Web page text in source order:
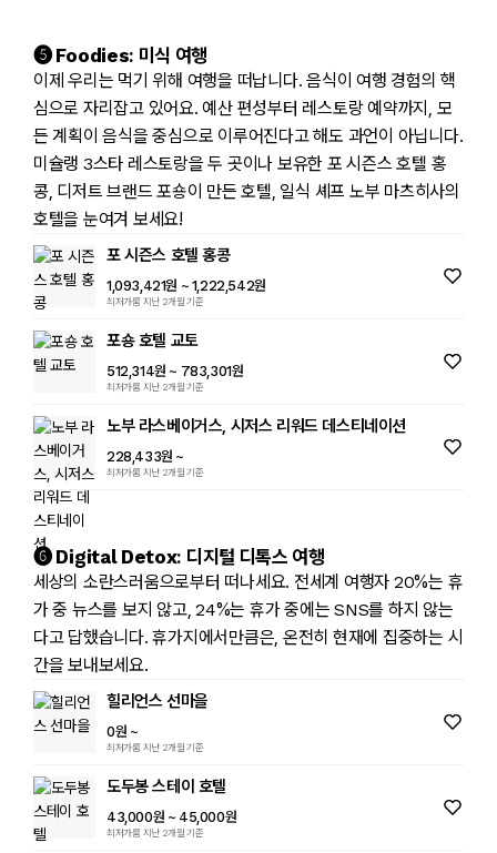
➎ Foodies: 미식 여행
이제 우리는 먹기 위해 여행을 떠납니다. 음식이 여행 경험의 핵
심으로 자리잡고 있어요. 예산 편성부터 레스토랑 예약까지, 모
든 계획이 음식을 중심으로 이루어진다고 해도 과언이 아닙니다.
미슐랭 3스타 레스토랑을 두 곳이나 보유한 포 시즌스 호텔 홍
콩, 디저트 브랜드 포숑이 만든 호텔, 일식 셰프 노부 마츠히사의
호텔을 눈여겨 보세요!
포 시즌스 호텔 홍콩
1,093,421원 ~ 1,222,542원
최저가룸 지난 2개월 기준
포숑 호텔 교토
512,314원 ~ 783,301원
최저가룸 지난 2개월 기준
노부 라스베이거스, 시저스 리워드 데스티네이션
228,433원 ~
최저가룸 지난 2개월 기준
➏ Digital Detox: 디지털 디톡스 여행
세상의 소란스러움으로부터 떠나세요. 전세계 여행자 20%는 휴
가 중 뉴스를 보지 않고, 24%는 휴가 중에는 SNS를 하지 않는
다고 답했습니다. 휴가지에서만큼은, 온전히 현재에 집중하는 시
간을 보내보세요.
힐리언스 선마을
0원 ~
최저가룸 지난 2개월 기준
도두봉 스테이 호텔
43,000원 ~ 45,000원
최저가룸 지난 2개월 기준